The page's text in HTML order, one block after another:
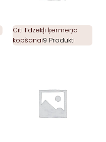
Citi līdzekļi ķermeņa
kopšanai9 Produkti